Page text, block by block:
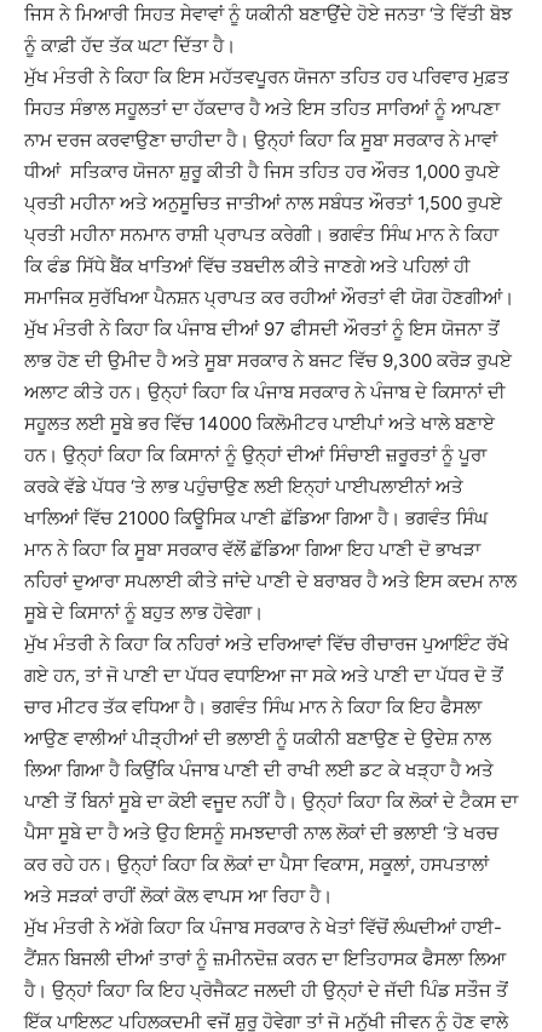
ਜਿਸ ਨੇ ਮਿਆਰੀ ਸਿਹਤ ਸੇਵਾਵਾਂ ਨੂੰ ਯਕੀਨੀ ਬਣਾਉਂਦੇ ਹੋਏ ਜਨਤਾ ‘ਤੇ ਵਿੱਤੀ ਬੋਝ
ਨੂੰ ਕਾਫ਼ੀ ਹੱਦ ਤੱਕ ਘਟਾ ਦਿੱਤਾ ਹੈ।
ਮੁੱਖ ਮੰਤਰੀ ਨੇ ਕਿਹਾ ਕਿ ਇਸ ਮਹੱਤਵਪੂਰਨ ਯੋਜਨਾ ਤਹਿਤ ਹਰ ਪਰਿਵਾਰ ਮੁਫ਼ਤ
ਸਿਹਤ ਸੰਭਾਲ ਸਹੂਲਤਾਂ ਦਾ ਹੱਕਦਾਰ ਹੈ ਅਤੇ ਇਸ ਤਹਿਤ ਸਾਰਿਆਂ ਨੂੰ ਆਪਣਾ
ਨਾਮ ਦਰਜ ਕਰਵਾਉਣਾ ਚਾਹੀਦਾ ਹੈ। ਉਨ੍ਹਾਂ ਕਿਹਾ ਕਿ ਸੂਬਾ ਸਰਕਾਰ ਨੇ ਮਾਵਾਂ
ਧੀਆਂ ਸਤਿਕਾਰ ਯੋਜਨਾ ਸ਼ੁਰੂ ਕੀਤੀ ਹੈ ਜਿਸ ਤਹਿਤ ਹਰ ਔਰਤ 1,000 ਰੁਪਏ
ਪ੍ਰਤੀ ਮਹੀਨਾ ਅਤੇ ਅਨੁਸੂਚਿਤ ਜਾਤੀਆਂ ਨਾਲ ਸਬੰਧਤ ਔਰਤਾਂ 1,500 ਰੁਪਏ
ਪ੍ਰਤੀ ਮਹੀਨਾ ਸਨਮਾਨ ਰਾਸ਼ੀ ਪ੍ਰਾਪਤ ਕਰੇਗੀ। ਭਗਵੰਤ ਸਿੰਘ ਮਾਨ ਨੇ ਕਿਹਾ
ਕਿ ਫੰਡ ਸਿੱਧੇ ਬੈਂਕ ਖਾਤਿਆਂ ਵਿੱਚ ਤਬਦੀਲ ਕੀਤੇ ਜਾਣਗੇ ਅਤੇ ਪਹਿਲਾਂ ਹੀ
ਸਮਾਜਿਕ ਸੁਰੱਖਿਆ ਪੈਨਸ਼ਨ ਪ੍ਰਾਪਤ ਕਰ ਰਹੀਆਂ ਔਰਤਾਂ ਵੀ ਯੋਗ ਹੋਣਗੀਆਂ।
ਮੁੱਖ ਮੰਤਰੀ ਨੇ ਕਿਹਾ ਕਿ ਪੰਜਾਬ ਦੀਆਂ 97 ਫੀਸਦੀ ਔਰਤਾਂ ਨੂੰ ਇਸ ਯੋਜਨਾ ਤੋਂ
ਲਾਭ ਹੋਣ ਦੀ ਉਮੀਦ ਹੈ ਅਤੇ ਸੂਬਾ ਸਰਕਾਰ ਨੇ ਬਜਟ ਵਿੱਚ 9,300 ਕਰੋੜ ਰੁਪਏ
ਅਲਾਟ ਕੀਤੇ ਹਨ। ਉਨ੍ਹਾਂ ਕਿਹਾ ਕਿ ਪੰਜਾਬ ਸਰਕਾਰ ਨੇ ਪੰਜਾਬ ਦੇ ਕਿਸਾਨਾਂ ਦੀ
ਸਹੂਲਤ ਲਈ ਸੂਬੇ ਭਰ ਵਿੱਚ 14000 ਕਿਲੋਮੀਟਰ ਪਾਈਪਾਂ ਅਤੇ ਖਾਲੇ ਬਣਾਏ
ਹਨ। ਉਨ੍ਹਾਂ ਕਿਹਾ ਕਿ ਕਿਸਾਨਾਂ ਨੂੰ ਉਨ੍ਹਾਂ ਦੀਆਂ ਸਿੰਚਾਈ ਜ਼ਰੂਰਤਾਂ ਨੂੰ ਪੂਰਾ
ਕਰਕੇ ਵੱਡੇ ਪੱਧਰ ‘ਤੇ ਲਾਭ ਪਹੁੰਚਾਉਣ ਲਈ ਇਨ੍ਹਾਂ ਪਾਈਪਲਾਈਨਾਂ ਅਤੇ
ਖਾਲਿਆਂ ਵਿੱਚ 21000 ਕਿਊਸਿਕ ਪਾਣੀ ਛੱਡਿਆ ਗਿਆ ਹੈ। ਭਗਵੰਤ ਸਿੰਘ
ਮਾਨ ਨੇ ਕਿਹਾ ਕਿ ਸੂਬਾ ਸਰਕਾਰ ਵੱਲੋਂ ਛੱਡਿਆ ਗਿਆ ਇਹ ਪਾਣੀ ਦੋ ਭਾਖੜਾ
ਨਹਿਰਾਂ ਦੁਆਰਾ ਸਪਲਾਈ ਕੀਤੇ ਜਾਂਦੇ ਪਾਣੀ ਦੇ ਬਰਾਬਰ ਹੈ ਅਤੇ ਇਸ ਕਦਮ ਨਾਲ
ਸੂਬੇ ਦੇ ਕਿਸਾਨਾਂ ਨੂੰ ਬਹੁਤ ਲਾਭ ਹੋਵੇਗਾ।
ਮੁੱਖ ਮੰਤਰੀ ਨੇ ਕਿਹਾ ਕਿ ਨਹਿਰਾਂ ਅਤੇ ਦਰਿਆਵਾਂ ਵਿੱਚ ਰੀਚਾਰਜ ਪੁਆਇੰਟ ਰੱਖੇ
ਗਏ ਹਨ, ਤਾਂ ਜੋ ਪਾਣੀ ਦਾ ਪੱਧਰ ਵਧਾਇਆ ਜਾ ਸਕੇ ਅਤੇ ਪਾਣੀ ਦਾ ਪੱਧਰ ਦੋ ਤੋਂ
ਚਾਰ ਮੀਟਰ ਤੱਕ ਵਧਿਆ ਹੈ। ਭਗਵੰਤ ਸਿੰਘ ਮਾਨ ਨੇ ਕਿਹਾ ਕਿ ਇਹ ਫੈਸਲਾ
ਆਉਣ ਵਾਲੀਆਂ ਪੀੜ੍ਹੀਆਂ ਦੀ ਭਲਾਈ ਨੂੰ ਯਕੀਨੀ ਬਣਾਉਣ ਦੇ ਉਦੇਸ਼ ਨਾਲ
ਲਿਆ ਗਿਆ ਹੈ ਕਿਉਂਕਿ ਪੰਜਾਬ ਪਾਣੀ ਦੀ ਰਾਖੀ ਲਈ ਡਟ ਕੇ ਖੜ੍ਹਾ ਹੈ ਅਤੇ
ਪਾਣੀ ਤੋਂ ਬਿਨਾਂ ਸੂਬੇ ਦਾ ਕੋਈ ਵਜੂਦ ਨਹੀਂ ਹੈ। ਉਨ੍ਹਾਂ ਕਿਹਾ ਕਿ ਲੋਕਾਂ ਦੇ ਟੈਕਸ ਦਾ
ਪੈਸਾ ਸੂਬੇ ਦਾ ਹੈ ਅਤੇ ਉਹ ਇਸਨੂੰ ਸਮਝਦਾਰੀ ਨਾਲ ਲੋਕਾਂ ਦੀ ਭਲਾਈ ‘ਤੇ ਖਰਚ
ਕਰ ਰਹੇ ਹਨ। ਉਨ੍ਹਾਂ ਕਿਹਾ ਕਿ ਲੋਕਾਂ ਦਾ ਪੈਸਾ ਵਿਕਾਸ, ਸਕੂਲਾਂ, ਹਸਪਤਾਲਾਂ
ਅਤੇ ਸੜਕਾਂ ਰਾਹੀਂ ਲੋਕਾਂ ਕੋਲ ਵਾਪਸ ਆ ਰਿਹਾ ਹੈ।
ਮੁੱਖ ਮੰਤਰੀ ਨੇ ਅੱਗੇ ਕਿਹਾ ਕਿ ਪੰਜਾਬ ਸਰਕਾਰ ਨੇ ਖੇਤਾਂ ਵਿੱਚੋਂ ਲੰਘਦੀਆਂ ਹਾਈ-
ਟੈਂਸ਼ਨ ਬਿਜਲੀ ਦੀਆਂ ਤਾਰਾਂ ਨੂੰ ਜ਼ਮੀਨਦੋਜ਼ ਕਰਨ ਦਾ ਇਤਿਹਾਸਕ ਫੈਸਲਾ ਲਿਆ
ਹੈ। ਉਨ੍ਹਾਂ ਕਿਹਾ ਕਿ ਇਹ ਪ੍ਰੋਜੈਕਟ ਜਲਦੀ ਹੀ ਉਨ੍ਹਾਂ ਦੇ ਜੱਦੀ ਪਿੰਡ ਸਤੌਜ ਤੋਂ
ਇੱਕ ਪਾਇਲਟ ਪਹਿਲਕਦਮੀ ਵਜੋਂ ਸ਼ੁਰੂ ਹੋਵੇਗਾ ਤਾਂ ਜੋ ਮਨੁੱਖੀ ਜੀਵਨ ਨੂੰ ਹੋਣ ਵਾਲੇ